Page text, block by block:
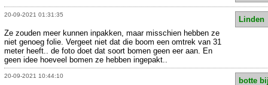
20-09-2021 01:31:35
Linden
Ze zouden meer kunnen inpakken, maar misschien hebben ze
niet genoeg folie. Vergeet niet dat die boom een omtrek van 31
meter heeft.. de foto doet dat soort bomen geen eer aan. En
geen idee hoeveel bomen ze hebben ingepakt..
20-09-2021 10:44:10
botte